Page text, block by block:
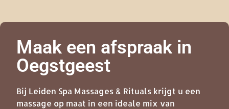
Maak een afspraak in
Oegstgeest
Bij Leiden Spa Massages & Rituals krijgt u een
massage op maat in een ideale mix van